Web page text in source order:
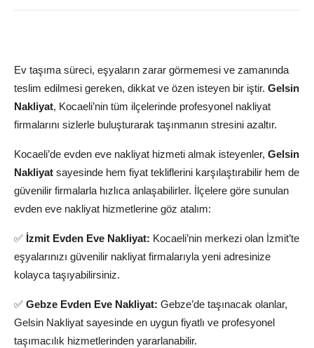
Ev taşıma süreci, eşyaların zarar görmemesi ve zamanında
teslim edilmesi gereken, dikkat ve özen isteyen bir iştir. Gelsin
Nakliyat, Kocaeli’nin tüm ilçelerinde profesyonel nakliyat
firmalarını sizlerle buluşturarak taşınmanın stresini azaltır.
Kocaeli’de evden eve nakliyat hizmeti almak isteyenler, Gelsin
Nakliyat sayesinde hem fiyat tekliflerini karşılaştırabilir hem de
güvenilir firmalarla hızlıca anlaşabilirler. İlçelere göre sunulan
evden eve nakliyat hizmetlerine göz atalım:
✅ İzmit Evden Eve Nakliyat: Kocaeli’nin merkezi olan İzmit’te
eşyalarınızı güvenilir nakliyat firmalarıyla yeni adresinize
kolayca taşıyabilirsiniz.
✅ Gebze Evden Eve Nakliyat: Gebze’de taşınacak olanlar,
Gelsin Nakliyat sayesinde en uygun fiyatlı ve profesyonel
taşımacılık hizmetlerinden yararlanabilir.